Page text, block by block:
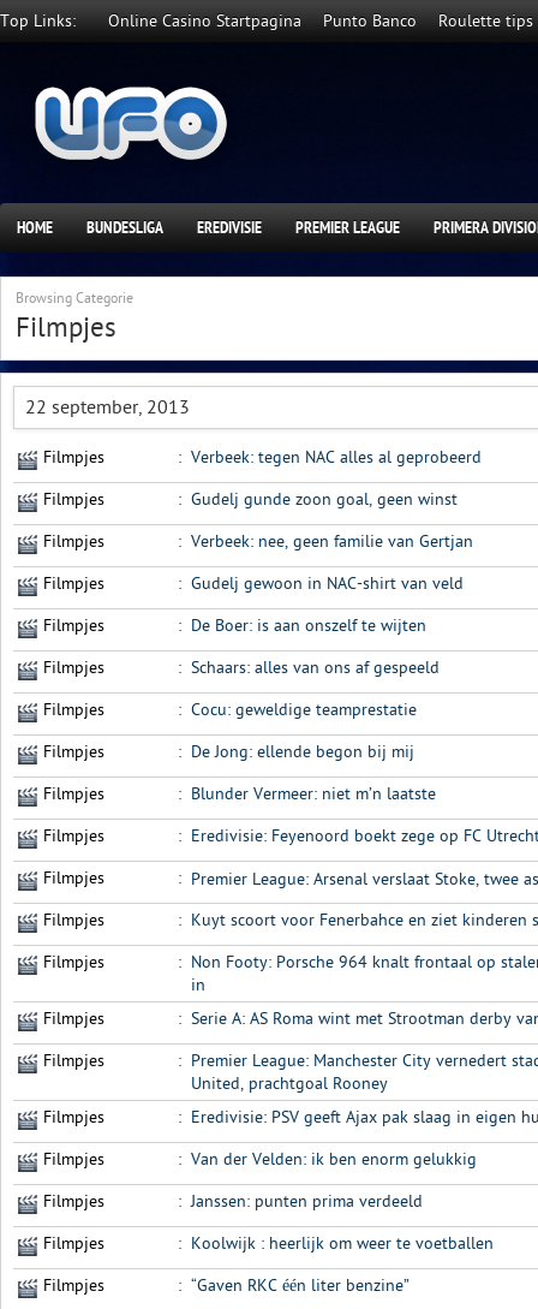
Top Links: Online Casino Startpagina Punto Banco Roulette tips
HOME BUNDESLIGA EREDIVISIE PREMIER LEAGUE PRIMERA
Browsing Categorie
Filmpjes
22 september, 2013
Filmpjes : Verbeek: tegen NAC alles al geprobeerd
Filmpjes : Gudelj gunde zoon goal, geen winst
Filmpjes : Verbeek: nee, geen familie van Gertjan
Filmpjes : Gudelj gewoon in NAC-shirt van veld
Filmpjes : De Boer: is aan onszelf te wijten
Filmpjes : Schaars: alles van ons af gespeeld
Filmpjes : Cocu: geweldige teamprestatie
Filmpjes : De Jong: ellende begon bij mij
Filmpjes : Blunder Vermeer: niet m’n laatste
Filmpjes : Eredivisie: Feyenoord boekt zege op FC
Filmpjes : Premier League: Arsenal verslaat Stoke, twee
Filmpjes
: Kuyt scoort voor Fenerbahce en ziet kinderen
Filmpjes : Non Footy: Porsche 964 knalt frontaal op
in
Filmpjes
: Serie A: AS Roma wint met Strootman derby
Filmpjes : Premier League: Manchester City vernedert
United, prachtgoal Rooney
Filmpjes
: Eredivisie: PSV geeft Ajax pak slaag in eigen
Filmpjes : Van der Velden: ik ben enorm gelukkig
Filmpjes : Janssen: punten prima verdeeld
Filmpjes : Koolwijk : heerlijk om weer te voetballen
Filmpjes : “Gaven RKC één liter benzine”